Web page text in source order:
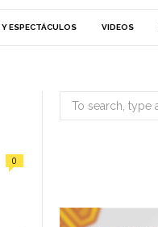
Y ESPECTÁCULOS VIDEOS
0
Search
for: